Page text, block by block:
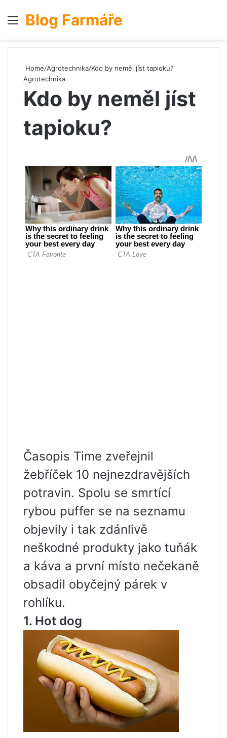
Menu
Blog Farmáře
Home/Agrotechnika/Kdo by neměl jíst tapioku?
Agrotechnika
Kdo by neměl jíst
tapioku?
Časopis Time zveřejnil
žebříček 10 nejnezdravějších
potravin. Spolu se smrtící
rybou puffer se na seznamu
objevily i tak zdánlivě
neškodné produkty jako tuňák
a káva a první místo nečekaně
obsadil obyčejný párek v
rohlíku.
1. Hot dog